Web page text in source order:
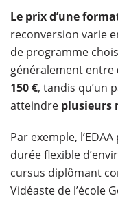
Le prix d’une
reconversion varie
de programme
généralement entre
150 €, tandis qu’un
atteindre plusieurs
Par exemple,
durée flexible
cursus diplômant
Vidéaste de l’école